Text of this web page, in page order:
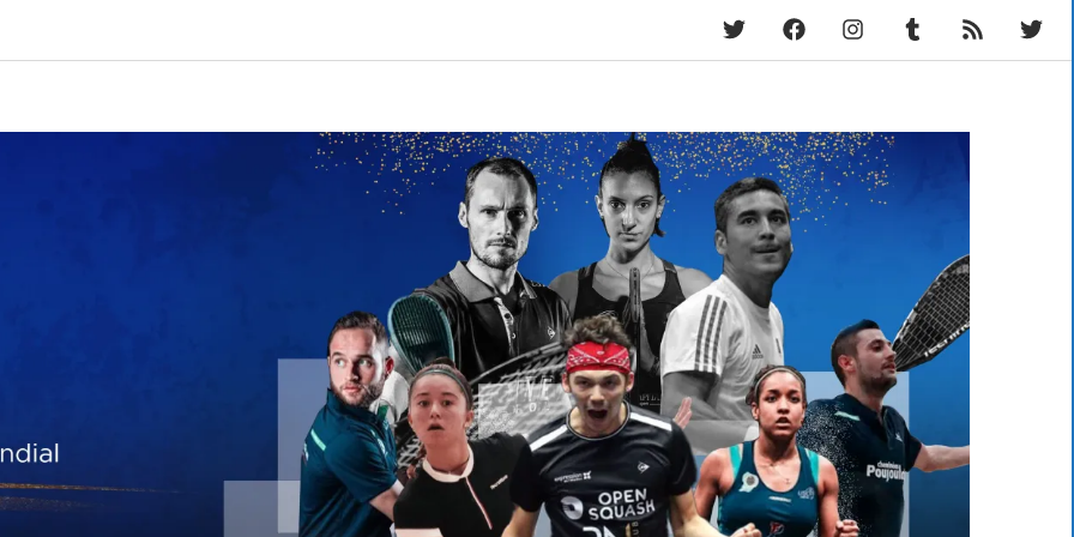
TwitterFacebookInstagramTumblr RSS
Fram